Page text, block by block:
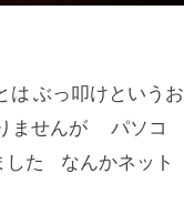
ぶっ叩けというお
ませんが パソコ
した なんかネット